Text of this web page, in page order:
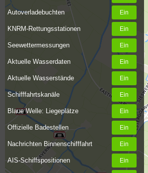
Autoverladebuchten
KNRM-Rettungsstationen
Seewettermessungen
Aktuelle Wasserdaten
Aktuelle Wasserstände
Schifffahrtskanäle
Blaue Welle: Liegeplätze
Offizielle Badestellen
Nachrichten Binnenschifffahrt
AIS-Schiffspositionen